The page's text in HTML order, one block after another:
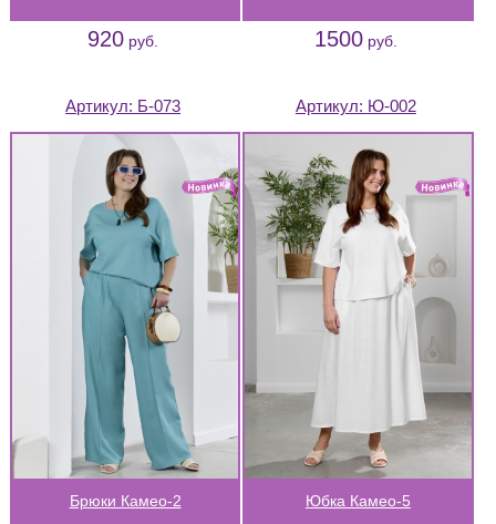
920 руб. 1500руб.
Артикул: Б-073
Брюки Камео-2
Артикул: Ю-002
Юбка Камео-5